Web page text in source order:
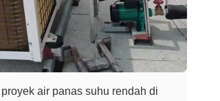
air panas suhu rendah di